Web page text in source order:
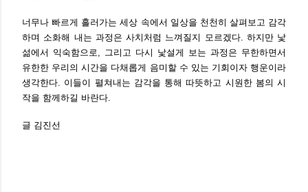
너무나 빠르게 흘러가는 세상 속에서 일상을 천천히 살펴보고 감각
하며 소화해 내는 과정은 사치처럼 느껴질지 모르겠다. 하지만 낯
섦에서 익숙함으로, 그리고 다시 낯설게 보는 과정은 무한하면서
유한한 우리의 시간을 다채롭게 음미할 수 있는 기회이자 행운이라
생각한다. 이들이 펼쳐내는 감각을 통해 따뜻하고 시원한 봄의 시
작을 함께하길 바란다.
글 김진선